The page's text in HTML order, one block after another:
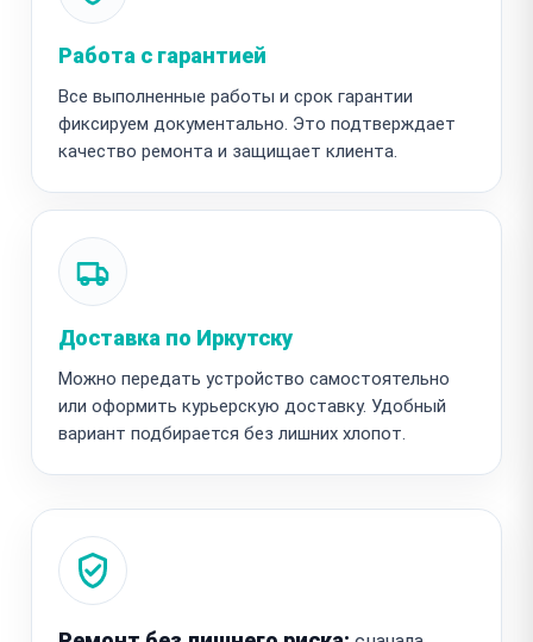
Работа с гарантией
Все выполненные работы и срок гарантии
фиксируем документально. Это подтверждает
качество ремонта и защищает клиента.
Доставка по Иркутску
Можно передать устройство самостоятельно
или оформить курьерскую доставку. Удобный
вариант подбирается без лишних хлопот.